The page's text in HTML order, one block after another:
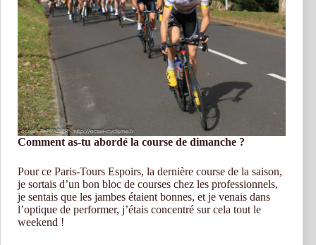
Comment as-tu abordé la course de dimanche ?
Pour ce Paris-Tours Espoirs, la dernière course de la saison,
je sortais d’un bon bloc de courses chez les professionnels,
je sentais que les jambes étaient bonnes, et je venais dans
l’optique de performer, j’étais concentré sur cela tout le
weekend !